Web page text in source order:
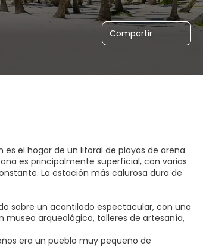
Compartir
el hogar de un litoral de playas de arena
es principalmente superficial, con varias
La estación más calurosa dura de
sobre un acantilado espectacular, con una
museo arqueológico, talleres de artesanía,
era un pueblo muy pequeño de